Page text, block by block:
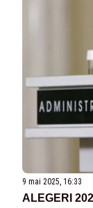
9 mai 2025, 16:33
ALEGERI